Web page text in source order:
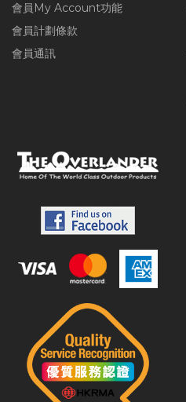
會員My Account功能
會員計劃條款
會員通訊